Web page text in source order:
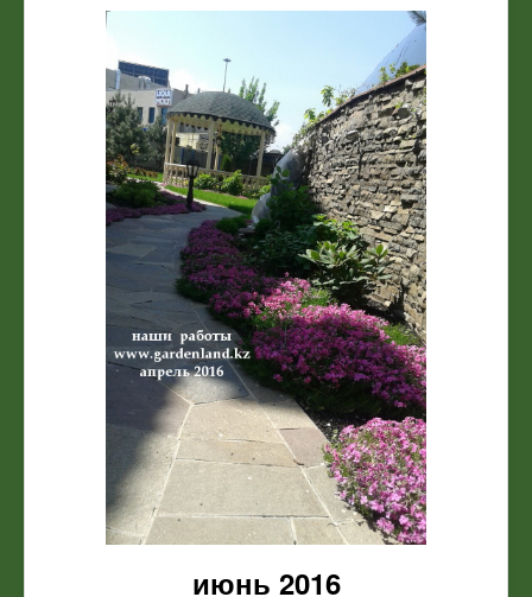
июнь 2016